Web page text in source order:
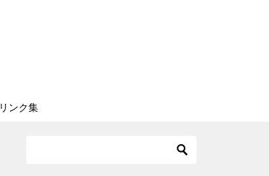
リンク集